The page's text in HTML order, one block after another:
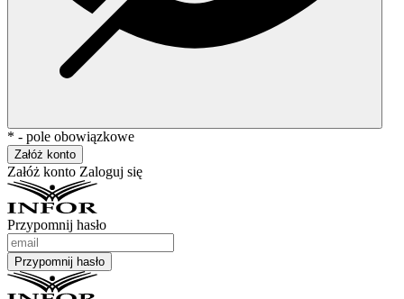
* - pole obowiązkowe
Załóż konto
Załóż konto Zaloguj się
Przypomnij hasło
Przypomnij hasło